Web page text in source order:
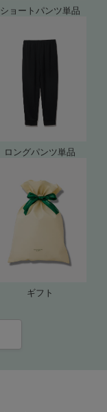
ショートパンツ単品
ロングパンツ単品
ギフト